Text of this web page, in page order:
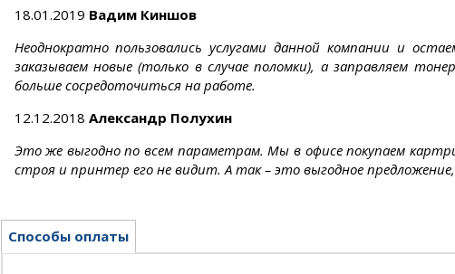
18.01.2019 Вадим Киншов
Неоднократно пользовались услугами данной компании и
заказываем новые (только в случае поломки), а заправляем
больше сосредоточиться на работе.
12.12.2018 Александр Полухин
Это же выгодно по всем параметрам. Мы в офисе покупаем
строя и принтер его не видит. А так – это выгодное
Способы оплаты